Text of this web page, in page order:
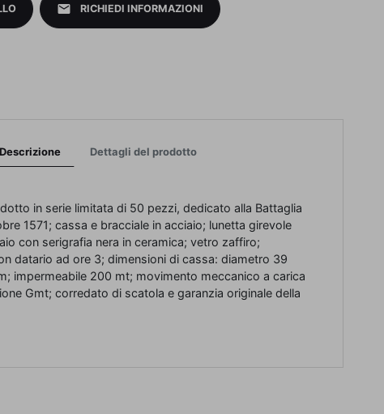
mail RICHIEDI INFORMAZIONI
Descrizione Dettagli del prodotto
in serie limitata di 50 pezzi, dedicato alla Battaglia
1571; cassa e bracciale in acciaio; lunetta girevole
con serigrafia nera in ceramica; vetro zaffiro;
datario ad ore 3; dimensioni di cassa: diametro 39
impermeabile 200 mt; movimento meccanico a carica
Gmt; corredato di scatola e garanzia originale della